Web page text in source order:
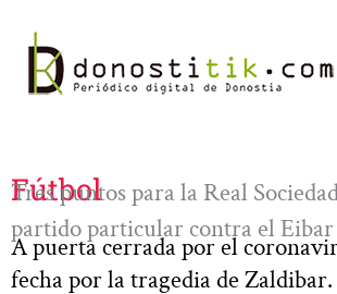
contenido
Fútbol
Tres puntos para la Real
partido particular contra el Eibar
A puerta cerrada por el
fecha por la tragedia de